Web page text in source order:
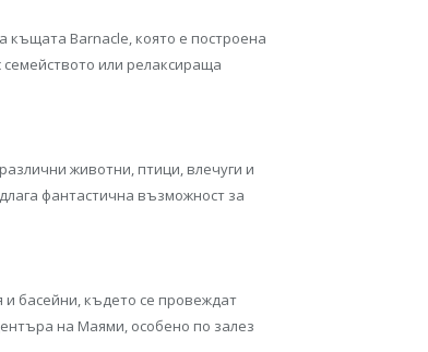
Barnaclе, която е построена
или релаксираща
животни, птици, влечуги и
фантастична възможност за
басейни, където се провеждат
на Маями, особено по залез